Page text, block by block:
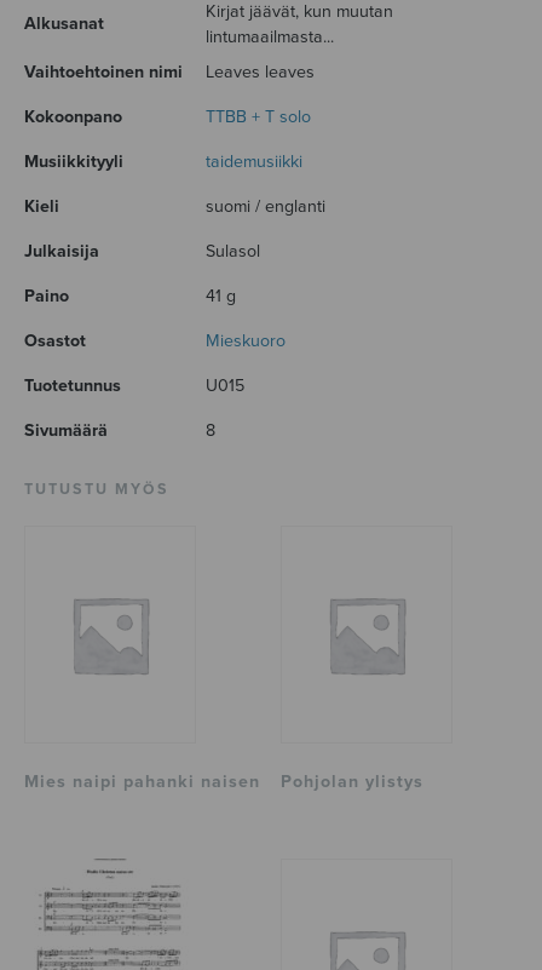
Alkusanat
Kirjat jäävät, kun muutan
lintumaailmasta...
Vaihtoehtoinen nimi
Leaves leaves
Kokoonpano TTBB + T solo
Musiikkityyli taidemusiikki
Kieli suomi / englanti
Julkaisija Sulasol
Paino 41 g
Osastot Mieskuoro
Tuotetunnus U015
Sivumäärä 8
TUTUSTU MYÖS
Mies naipi pahanki naisen Pohjolan ylistys